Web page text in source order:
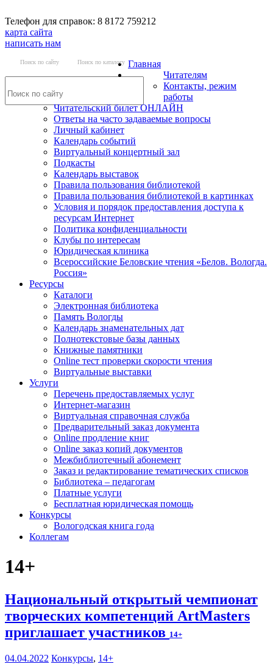
Телефон для справок: 8 8172 759212
карта сайта
написать нам
Поиск по сайту Поиск по каталогу Главная
Читателям
Контакты, режим
работы
Читательский билет ОНЛАЙН
Ответы на часто задаваемые вопросы
Личный кабинет
Календарь событий
Виртуальный концертный зал
Подкасты
Календарь выставок
Правила пользования библиотекой
Правила пользования библиотекой в картинках
Условия и порядок предоставления доступа к
ресурсам Интернет
Политика конфиденциальности
Клубы по интересам
Юридическая клиника
Всероссийские Беловские чтения «Белов. Вологда.
Россия»
Ресурсы
Каталоги
Электронная библиотека
Память Вологды
Календарь знаменательных дат
Полнотекстовые базы данных
Книжные памятники
Online тест проверки скорости чтения
Виртуальные выставки
Услуги
Перечень предоставляемых услуг
Интернет-магазин
Виртуальная справочная служба
Предварительный заказ документа
Online продление книг
Online заказ копий документов
Межбиблиотечный абонемент
Заказ и редактирование тематических списков
Библиотека – педагогам
Платные услуги
Бесплатная юридическая помощь
Конкурсы
Вологодская книга года
Коллегам
14+
Национальный открытый чемпионат
творческих компетенций ArtMasters
приглашает участников 14+
04.04.2022 Конкурсы, 14+